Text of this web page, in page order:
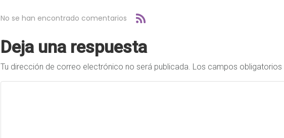
No se han encontrado comentarios
Deja una respuesta
Tu dirección de correo electrónico no será publicada. Los campos